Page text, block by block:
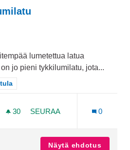
lumetettua latua
jo pieni tykkilumilatu, jota...
mukaan: Runosmäki-Raunistula
30 30 SEURAAJAA
SEURAA
0
Näytä ehdotus